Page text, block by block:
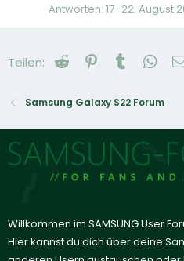
Antworten 17 22. August
Teilen: Reddit Pinterest
Tumblr
Samsung Galaxy S22 Forum
Willkommen im SAMSUNG User
Hier kannst du dich über deine